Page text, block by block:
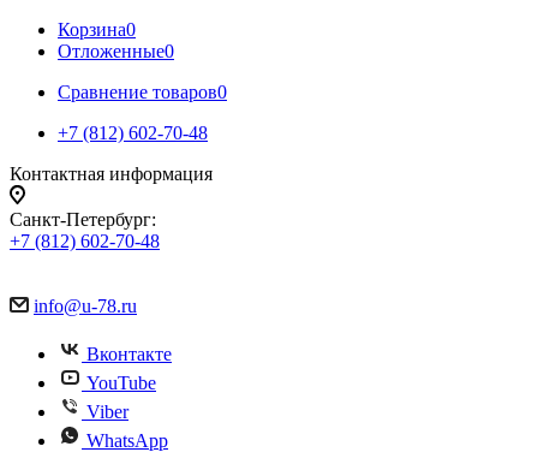
Корзина0
Отложенные0
Сравнение товаров0
+7 (812) 602-70-48
Контактная информация
Санкт-Петербург:
+7 (812) 602-70-48
info@u-78.ru
Вконтакте
YouTube
Viber
WhatsApp